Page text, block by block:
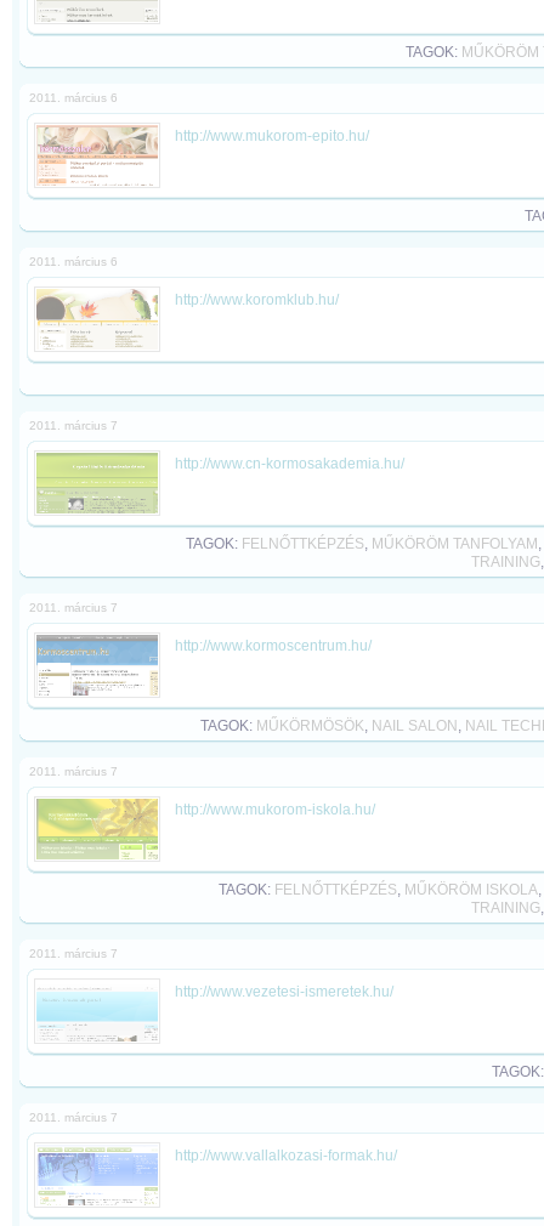
TAGOK:
2011. március 6
http://www.mukorom-epito.hu/
2011. március 6
http://www.koromklub.hu/
2011. március 7
http://www.cn-kormosakademia.hu/
TAGOK: FELNŐTTKÉPZÉS, MŰKÖRÖM TANFOLYAM ,
TRAINING
2011. március 7
http://www.kormoscentrum.hu/
TAGOK: MŰKÖRMÖSÖK, NAIL SALON , NAIL
2011. március 7
http://www.mukorom-iskola.hu/
TAGOK: FELNŐTTKÉPZÉS, MŰKÖRÖM ISKOLA,
TRAINING
2011. március 7
http://www.vezetesi-ismeretek.hu/
2011. március 7
http://www.vallalkozasi-formak.hu/